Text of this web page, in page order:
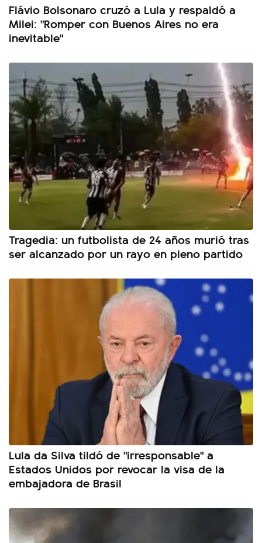
Flávio Bolsonaro cruzó a Lula y respaldó a
Milei: "Romper con Buenos Aires no era
inevitable"
Tragedia: un futbolista de 24 años murió tras
ser alcanzado por un rayo en pleno partido
Lula da Silva tildó de "irresponsable" a
Estados Unidos por revocar la visa de la
embajadora de Brasil